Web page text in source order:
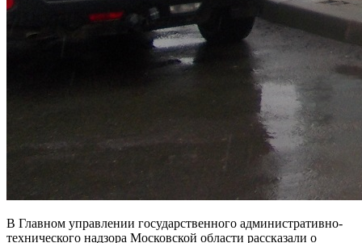
В Главном управлении государственного административно-
технического надзора Московской области рассказали о